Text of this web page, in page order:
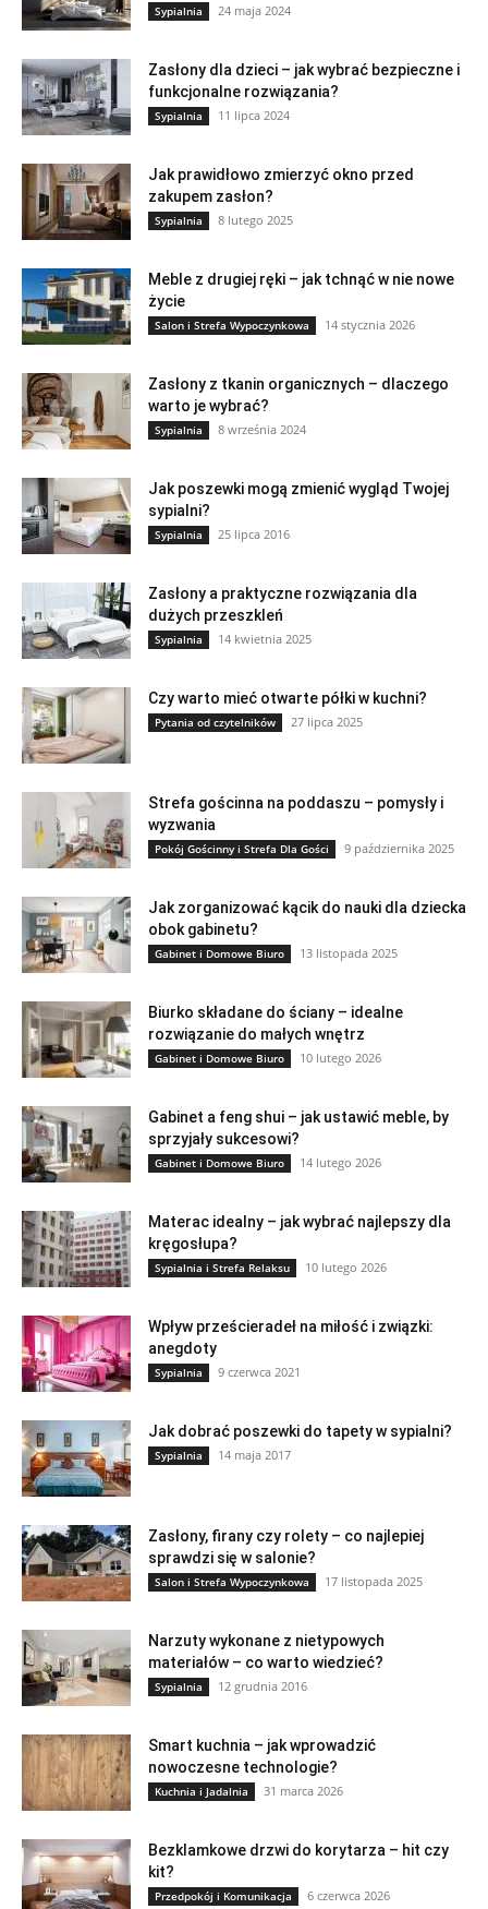
Sypialnia 24 maja 2024
Zasłony dla dzieci – jak wybrać bezpieczne i
funkcjonalne rozwiązania?
Sypialnia 11 lipca 2024
Jak prawidłowo zmierzyć okno przed
zakupem zasłon?
Sypialnia 8 lutego 2025
Meble z drugiej ręki – jak tchnąć w nie nowe
życie
Salon i Strefa Wypoczynkowa 14 stycznia 2026
Zasłony z tkanin organicznych – dlaczego
warto je wybrać?
Sypialnia 8 września 2024
Jak poszewki mogą zmienić wygląd Twojej
sypialni?
Sypialnia 25 lipca 2016
Zasłony a praktyczne rozwiązania dla
dużych przeszkleń
Sypialnia 14 kwietnia 2025
Czy warto mieć otwarte półki w kuchni?
Pytania od czytelników 27 lipca 2025
Strefa gościnna na poddaszu – pomysły i
wyzwania
Pokój Gościnny i Strefa Dla Gości 9 października 2025
Jak zorganizować kącik do nauki dla dziecka
obok gabinetu?
Gabinet i Domowe Biuro 13 listopada 2025
Biurko składane do ściany – idealne
rozwiązanie do małych wnętrz
Gabinet i Domowe Biuro 10 lutego 2026
Gabinet a feng shui – jak ustawić meble, by
sprzyjały sukcesowi?
Gabinet i Domowe Biuro 14 lutego 2026
Materac idealny – jak wybrać najlepszy dla
kręgosłupa?
Sypialnia i Strefa Relaksu 10 lutego 2026
Wpływ prześcieradeł na miłość i związki:
anegdoty
Sypialnia 9 czerwca 2021
Jak dobrać poszewki do tapety w sypialni?
Sypialnia 14 maja 2017
Zasłony, firany czy rolety – co najlepiej
sprawdzi się w salonie?
Salon i Strefa Wypoczynkowa 17 listopada 2025
Narzuty wykonane z nietypowych
materiałów – co warto wiedzieć?
Sypialnia 12 grudnia 2016
Smart kuchnia – jak wprowadzić
nowoczesne technologie?
Kuchnia i Jadalnia 31 marca 2026
Bezklamkowe drzwi do korytarza – hit czy
kit?
Przedpokój i Komunikacja 6 czerwca 2026